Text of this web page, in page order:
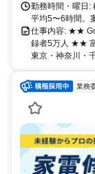
勤務時間・曜日:
平均5〜6時間。
仕事内容: ★★
録者5万人 ★★ 富
東京・神奈川・
業務